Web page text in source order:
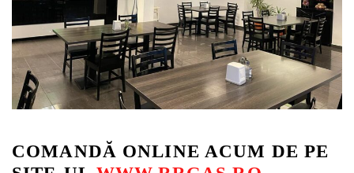
COMANDĂ ONLINE ACUM DE PE